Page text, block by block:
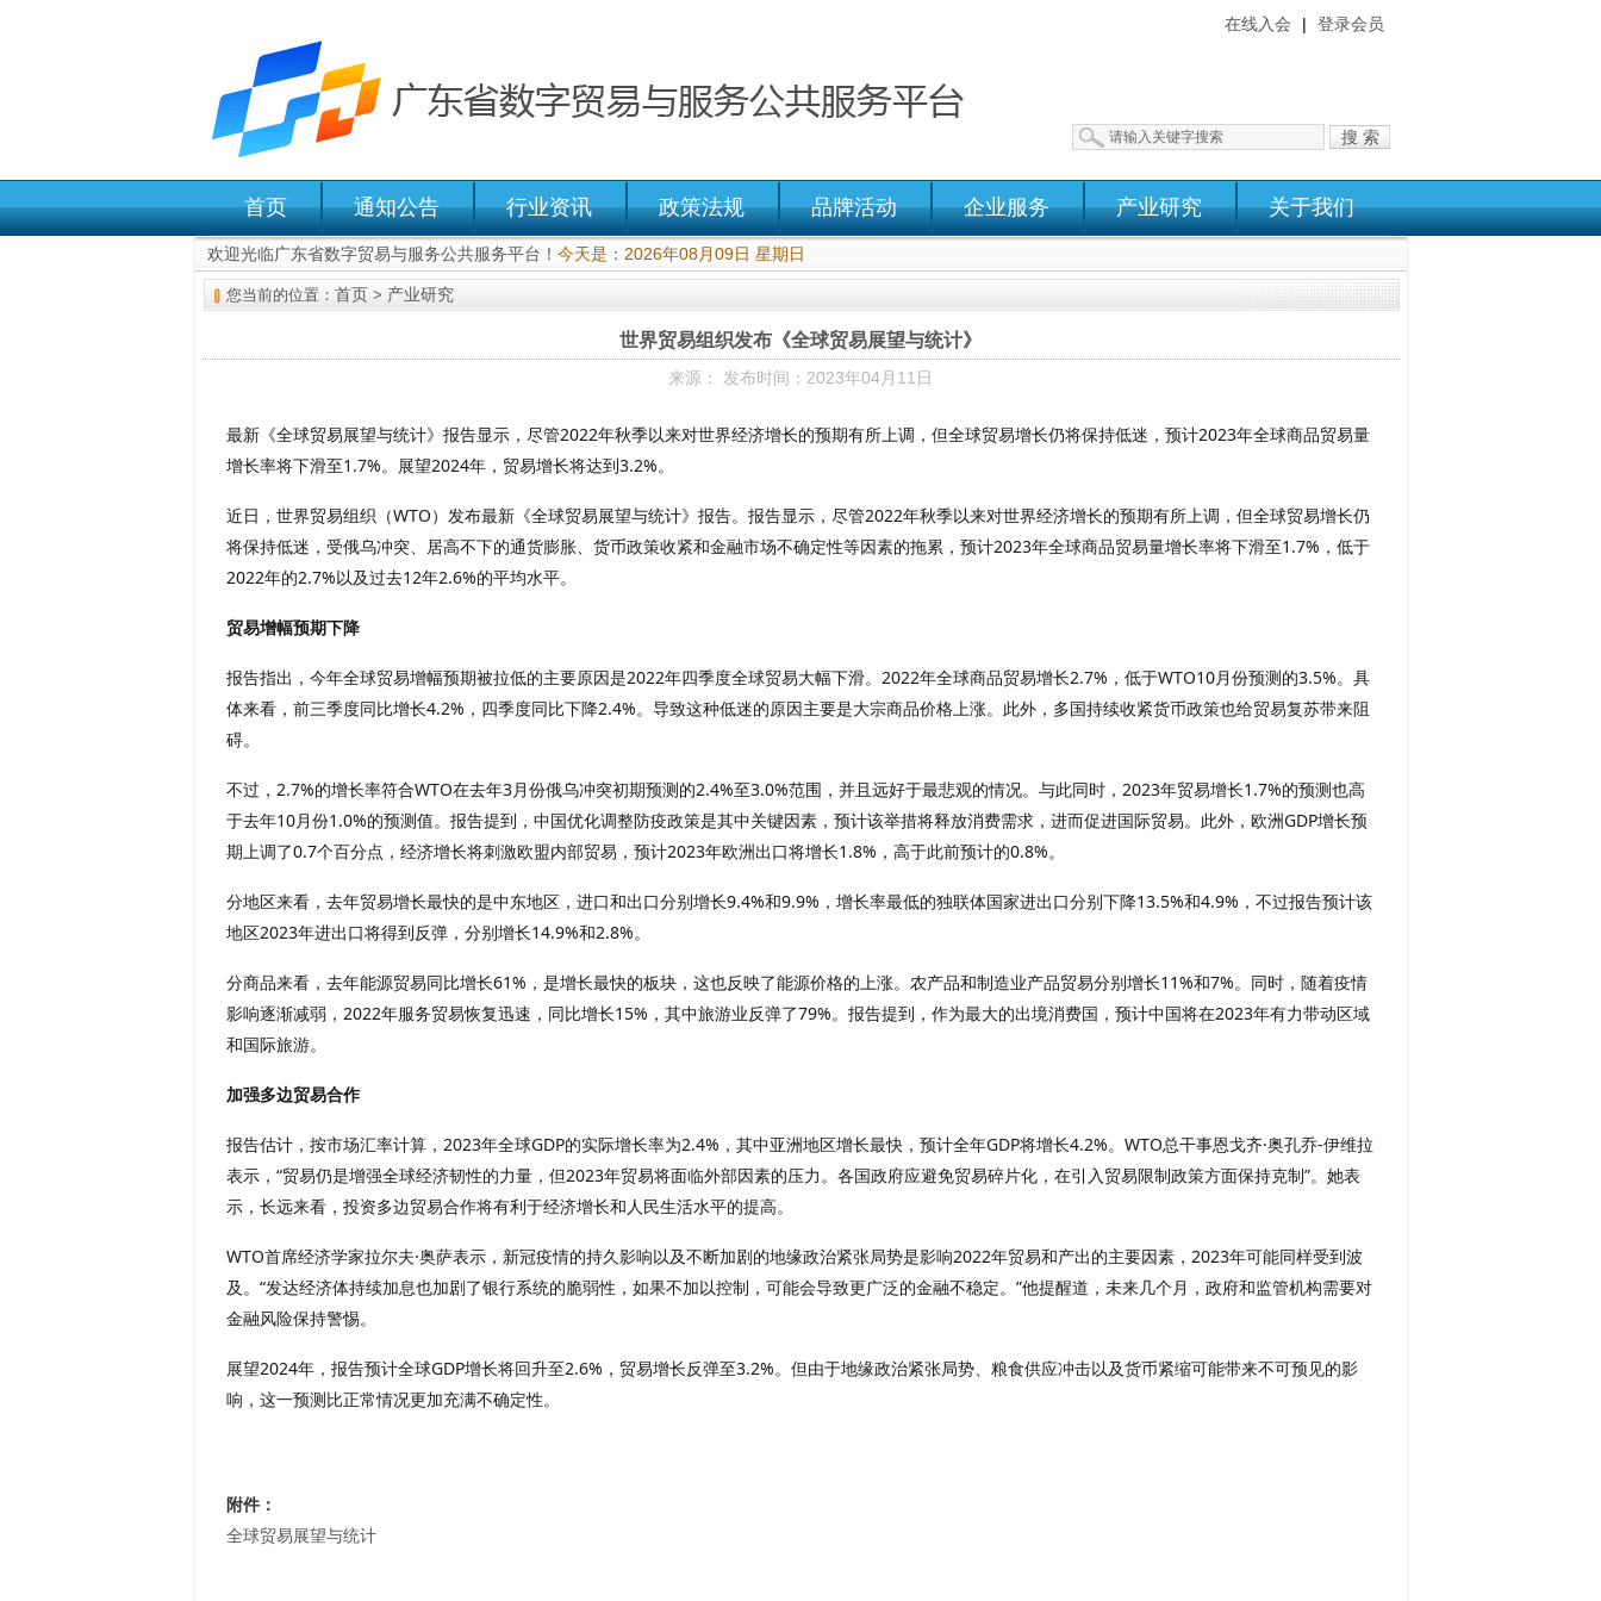
在线入会 | 登录会员
搜 索
首页 通知公告 行业资讯 政策法规 品牌活动 企业服务 产业研究 关于我们
欢迎光临广东省数字贸易与服务公共服务平台！ 今天是：2026年08月09日 星期日
您当前的位置： 首页 > 产业研究
世界贸易组织发布《全球贸易展望与统计》
来源： 发布时间：2023年04月11日
最新《全球贸易展望与统计》报告显示，尽管2022年秋季以来对世界经济增长的预期有所上调，但全球贸易增长仍将保持低迷，预计2023年全球商品贸易量
增长率将下滑至1.7%。展望2024年，贸易增长将达到3.2%。
近日，世界贸易组织（WTO）发布最新《全球贸易展望与统计》报告。报告显示，尽管2022年秋季以来对世界经济增长的预期有所上调，但全球贸易增长仍
将保持低迷，受俄乌冲突、居高不下的通货膨胀、货币政策收紧和金融市场不确定性等因素的拖累，预计2023年全球商品贸易量增长率将下滑至1.7%，低于
2022年的2.7%以及过去12年2.6%的平均水平。
贸易增幅预期下降
报告指出，今年全球贸易增幅预期被拉低的主要原因是2022年四季度全球贸易大幅下滑。2022年全球商品贸易增长2.7%，低于WTO10月份预测的3.5%。具
体来看，前三季度同比增长4.2%，四季度同比下降2.4%。导致这种低迷的原因主要是大宗商品价格上涨。此外，多国持续收紧货币政策也给贸易复苏带来阻
碍。
不过，2.7%的增长率符合WTO在去年3月份俄乌冲突初期预测的2.4%至3.0%范围，并且远好于最悲观的情况。与此同时，2023年贸易增长1.7%的预测也高
于去年10月份1.0%的预测值。报告提到，中国优化调整防疫政策是其中关键因素，预计该举措将释放消费需求，进而促进国际贸易。此外，欧洲GDP增长预
期上调了0.7个百分点，经济增长将刺激欧盟内部贸易，预计2023年欧洲出口将增长1.8%，高于此前预计的0.8%。
分地区来看，去年贸易增长最快的是中东地区，进口和出口分别增长9.4%和9.9%，增长率最低的独联体国家进出口分别下降13.5%和4.9%，不过报告预计该
地区2023年进出口将得到反弹，分别增长14.9%和2.8%。
分商品来看，去年能源贸易同比增长61%，是增长最快的板块，这也反映了能源价格的上涨。农产品和制造业产品贸易分别增长11%和7%。同时，随着疫情
影响逐渐减弱，2022年服务贸易恢复迅速，同比增长15%，其中旅游业反弹了79%。报告提到，作为最大的出境消费国，预计中国将在2023年有力带动区域
和国际旅游。
加强多边贸易合作
报告估计，按市场汇率计算，2023年全球GDP的实际增长率为2.4%，其中亚洲地区增长最快，预计全年GDP将增长4.2%。WTO总干事恩戈齐·奥孔乔-伊维拉
表示，“贸易仍是增强全球经济韧性的力量，但2023年贸易将面临外部因素的压力。各国政府应避免贸易碎片化，在引入贸易限制政策方面保持克制”。她表
示，长远来看，投资多边贸易合作将有利于经济增长和人民生活水平的提高。
WTO首席经济学家拉尔夫·奥萨表示，新冠疫情的持久影响以及不断加剧的地缘政治紧张局势是影响2022年贸易和产出的主要因素，2023年可能同样受到波
及。“发达经济体持续加息也加剧了银行系统的脆弱性，如果不加以控制，可能会导致更广泛的金融不稳定。”他提醒道，未来几个月，政府和监管机构需要对
金融风险保持警惕。
展望2024年，报告预计全球GDP增长将回升至2.6%，贸易增长反弹至3.2%。但由于地缘政治紧张局势、粮食供应冲击以及货币紧缩可能带来不可预见的影
响，这一预测比正常情况更加充满不确定性。
附件：
全球贸易展望与统计